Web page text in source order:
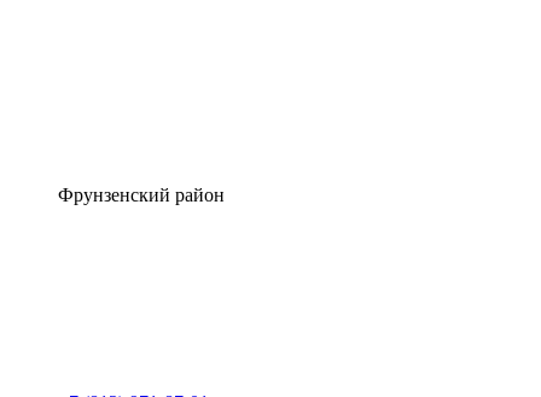
Фрунзенский район